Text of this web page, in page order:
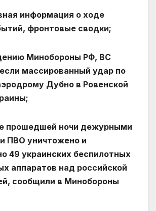
информация о ходе
фронтовые сводки;
Минобороны РФ, ВС
массированный удар по
Дубно в Ровенской
прошедшей ночи дежурными
ПВО уничтожено и
49 украинских беспилотных
аппаратов над российской
сообщили в Минобороны